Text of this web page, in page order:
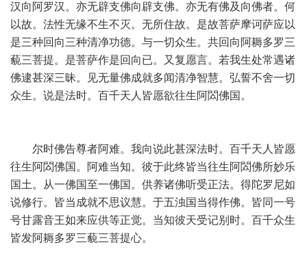
汉向阿罗汉。亦无辟支佛向辟支佛。亦无有佛及向佛者。何
以故。法性无缘不生不灭。无所住故。是故菩萨摩诃萨应以
是三种回向三种清净功德。与一切众生。共回向阿耨多罗三
藐三菩提。是菩萨作是回向已。又复愿言。若我生处常遇诸
佛逮甚深三昧。见无量佛成就多闻清净智慧。弘誓不舍一切
众生。说是法时。百千天人皆愿欲往生阿閦佛国。
尔时佛告尊者阿难。我向说此甚深法时。百千天人皆愿
往生阿閦佛国。阿难当知。彼于此终皆当往生阿閦佛所妙乐
国土。从一佛国至一佛国。供养诸佛听受正法。得陀罗尼如
说修行。皆当成就不思议慧。于五浊国当得作佛。皆同一号
号甘露音王如来应供等正觉。当知彼天受记别时。百千众生
皆发阿耨多罗三藐三菩提心。